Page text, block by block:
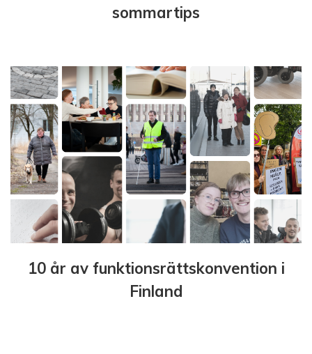
sommartips
10 år av funktionsrättskonvention i
Finland